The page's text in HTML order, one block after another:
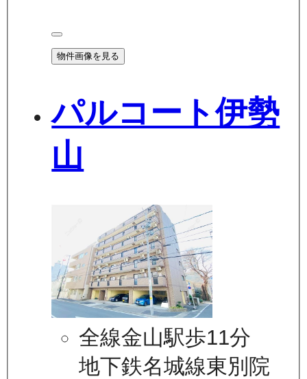
物件画像を見る
パルコート伊勢
山
全線金山駅歩11分
地下鉄名城線東別院